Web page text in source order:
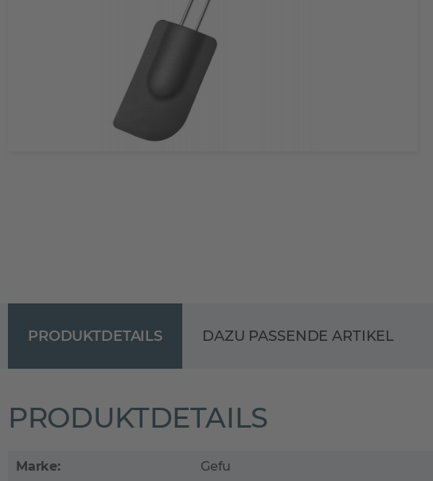
PRODUKTDETAILS
PRODUKTDETAILS
Marke: Gefu
DAZU PASSENDE ARTIKEL